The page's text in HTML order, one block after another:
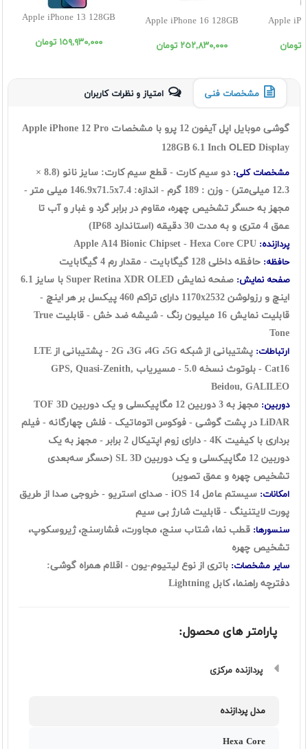
Apple iPhone 13 128GB
١٥٩,٩٣٠,٠٠٠ تومان
Apple iPhone 16 128GB
٢٥٢,٨٣٠,٠٠٠ تومان
Apple
مشخصات فنی امتیاز و نظرات کاربران
گوشی موبایل اپل آیفون 12 پرو با مشخصات Apple iPhone 12 Pro
128GB 6.1 Inch OLED Display
مشخصات کلی:
دو سیم کارت - قطع سیم کارت: سایز نانو (8.8 ×
12.3 میلی‌متر) - وزن : 189 گرم - اندازه: 146.9x71.5x7.4 میلی متر -
مجهز به حسگر تشخیص چهره، مقاوم در برابر گرد و غبار و آب تا
عمق 4 متری و به مدت 30 دقیقه (استاندارد IP68)
پردازنده: A14 Bionic Chipset - Hexa Core CPU
حافظه: حافظه‌ داخلی 128 گیگابایت - مقدار رم 4 گیگابایت
صفحه نمایش: صفحه نمایش Super Retina XDR OLED
با سایز 6.1
اینچ و رزولوشن 1170x2532 دارای تراکم 460 پیکسل بر هر اینچ -
قابلیت نمایش 16 میلیون رنگ - شیشه ضد خش - قابلیت True
Tone
ارتباطات:
پشتیبانی از شبکه 2G ،3G ،4G ،5G - پشتیبانی از LTE
Cat16 - بلوتوث نسخه 5.0 - مسیریاب GPS, Quasi-Zenith,
Beidou, GALILEO
دوربین:
مجهز به 3 دوربین 12 مگاپیکسلی و یک دوربین TOF 3D
LiDAR در پشت گوشی
- فوکوس اتوماتیک - فلش چهارگانه - فیلم
برداری با کیفیت 4K - دارای زوم اپتیکال 2 برابر -
مجهز به یک
دوربین 12 مگاپیکسلی و یک دوربین SL 3D (حسگر سه‌بعدی
تشخیص چهره و عمق تصویر)
امکانات:
سیستم عامل iOS 14 - صدای استریو - خروجی صدا از طریق
پورت لایتنینگ - قابلیت شارژ بی سیم
سنسورها: قطب نما، شتاب سنج، مجاورت، فشارسنج، ژیروسکوپ،
تشخیص چهره
سایر مشخصات: باتری از نوع لیتیوم-یون - اقلام همراه گوشی:
دفترچه‌ راهنما، کابل Lightning
پارامتر های محصول:
پردازنده مرکزی
مدل پردازنده
Hexa Core